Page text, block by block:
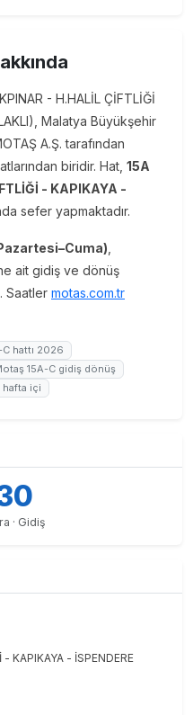
- H.HALİL ÇİFTLİĞİ
Malatya Büyükşehir
A.Ş. tarafından
biridir. Hat, 15A
- KAPIKAYA -
sefer yapmaktadır.
ait gidiş ve dönüş
Saatler motas.com.tr
hattı 2026
15A-C gidiş dönüş
hafta içi
· Gidiş
KAPIKAYA - İSPENDERE